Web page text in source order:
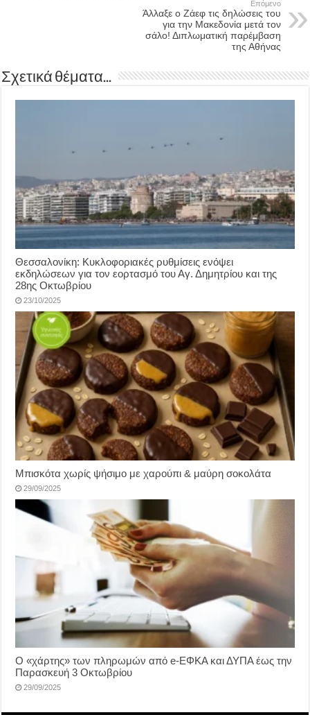
Επόμενο
Άλλαξε ο Ζάεφ τις δηλώσεις του
για την Μακεδονία μετά τον
σάλο! Διπλωματική παρέμβαση
της Αθήνας
Σχετικά θέματα...
Θεσσαλονίκη: Κυκλοφοριακές ρυθμίσεις ενόψει
εκδηλώσεων για τον εορτασμό του Αγ. Δημητρίου και της
28ης Οκτωβρίου
23/10/2025
Μπισκότα χωρίς ψήσιμο με χαρούπι & μαύρη σοκολάτα
29/09/2025
Ο «χάρτης» των πληρωμών από e-ΕΦΚΑ και ΔΥΠΑ έως την
Παρασκευή 3 Οκτωβρίου
29/09/2025